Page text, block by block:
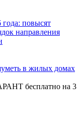
года: повысят
направления
в жилых домах
бесплатно на 3